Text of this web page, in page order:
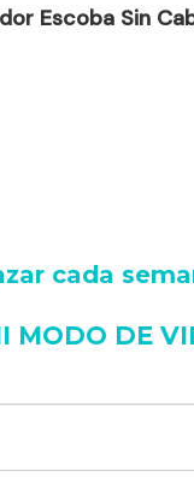
Escoba Sin
cada
DE